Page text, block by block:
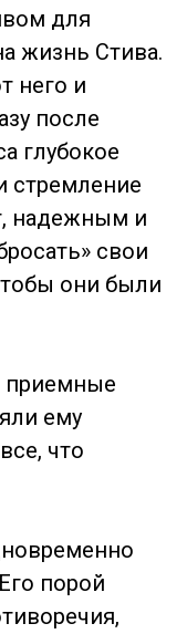
для
жизнь Стива.
него и
после
глубокое
стремление
надежным и
свои
они были
приемные
ему
что
порой